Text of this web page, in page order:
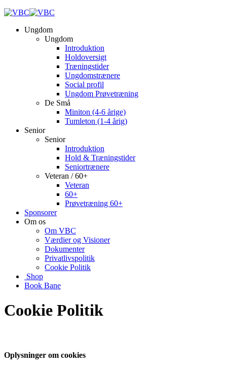
Ungdom
Ungdom
Introduktion
Holdoversigt
Træningstider
Ungdomstrænere
Social profil
Ungdom Prøvetræning
De Små
Miniton (4-6 årige)
Tumleton (1-4 årig)
Senior
Senior
Introduktion
Hold & Træningstider
Seniortrænere
Veteran / 60+
Veteran
60+
Prøvetræning 60+
Sponsorer
Om os
Om VBC
Værdier og Visioner
Dokumenter
Privatlivspolitik
Cookie Politik
Shop
Book Bane
Cookie Politik
Oplysninger om cookies